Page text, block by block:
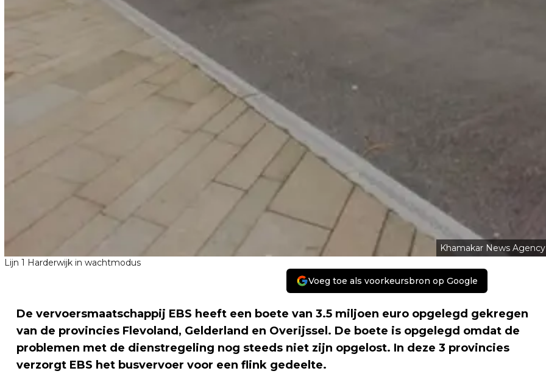
Khamakar News Agency
Lijn 1 Harderwijk in wachtmodus
Voeg toe als voorkeursbron op Google
De vervoersmaatschappij EBS heeft een boete van 3.5 miljoen euro opgelegd gekregen
van de provincies Flevoland, Gelderland en Overijssel. De boete is opgelegd omdat de
problemen met de dienstregeling nog steeds niet zijn opgelost. In deze 3 provincies
verzorgt EBS het busvervoer voor een flink gedeelte.